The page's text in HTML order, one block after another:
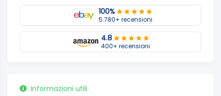
100%
5.780+ recensioni
4.8
400+ recensioni
Informazioni utili